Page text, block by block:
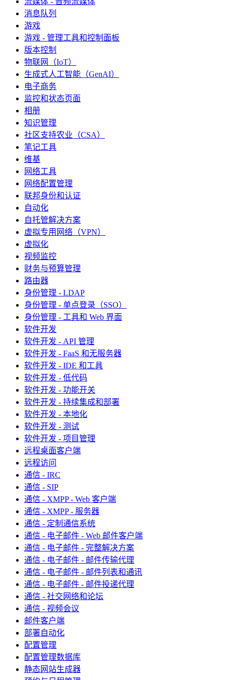
消息队列
游戏
游戏 - 管理工具和控制面板
版本控制
物联网（IoT）
生成式人工智能（GenAI）
电子商务
监控和状态页面
相册
知识管理
社区支持农业（CSA）
笔记工具
维基
网络工具
网络配置管理
联邦身份和认证
自动化
自托管解决方案
虚拟专用网络（VPN）
虚拟化
视频监控
财务与预算管理
路由器
身份管理 - LDAP
身份管理 - 单点登录（SSO）
身份管理 - 工具和 Web 界面
软件开发
软件开发 - API 管理
软件开发 - FaaS 和无服务器
软件开发 - IDE 和工具
软件开发 - 低代码
软件开发 - 功能开关
软件开发 - 持续集成和部署
软件开发 - 本地化
软件开发 - 测试
软件开发 - 项目管理
远程桌面客户端
远程访问
通信 - IRC
通信 - SIP
通信 - XMPP - Web 客户端
通信 - XMPP - 服务器
通信 - 定制通信系统
通信 - 电子邮件 - Web 邮件客户端
通信 - 电子邮件 - 完整解决方案
通信 - 电子邮件 - 邮件传输代理
通信 - 电子邮件 - 邮件列表和通讯
通信 - 电子邮件 - 邮件投递代理
通信 - 社交网络和论坛
通信 - 视频会议
邮件客户端
部署自动化
配置管理
配置管理数据库
静态网站生成器